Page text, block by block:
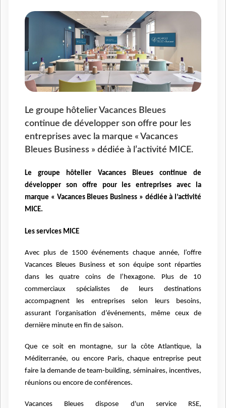
Le groupe hôtelier Vacances Bleues
continue de développer son offre pour les
entreprises avec la marque « Vacances
Bleues Business » dédiée à l’activité MICE.
Le groupe hôtelier Vacances Bleues continue de
développer son offre pour les entreprises avec la
marque « Vacances Bleues Business » dédiée à l’activité
MICE.
Les services MICE
Avec plus de 1500 événements chaque année, l’offre
Vacances Bleues Business et son équipe sont réparties
dans les quatre coins de l’hexagone. Plus de 10
commerciaux spécialistes de leurs destinations
accompagnent les entreprises selon leurs besoins,
assurant l’organisation d’événements, même ceux de
dernière minute en fin de saison.
Que ce soit en montagne, sur la côte Atlantique, la
Méditerranée, ou encore Paris, chaque entreprise peut
faire la demande de team-building, séminaires, incentives,
réunions ou encore de conférences.
Vacances Bleues dispose d'un service RSE,